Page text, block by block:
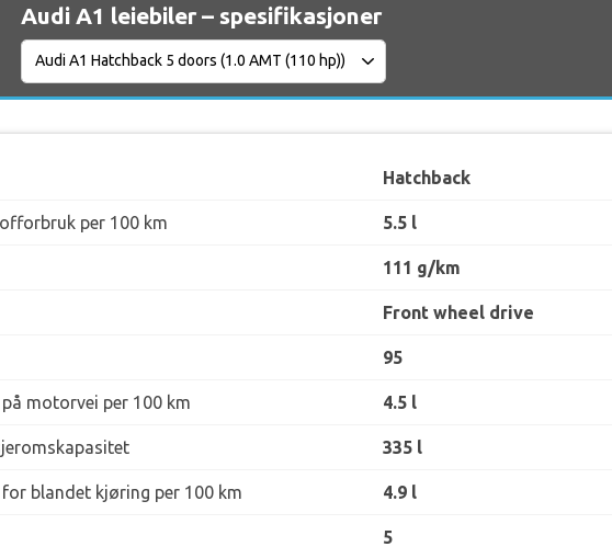
Audi A1 leiebiler – spesifikasjoner
Hatchback
per 100 km 5.5 l
111 g/km
Front wheel drive
95
motorvei per 100 km 4.5 l
335 l
blandet kjøring per 100 km 4.9 l
5